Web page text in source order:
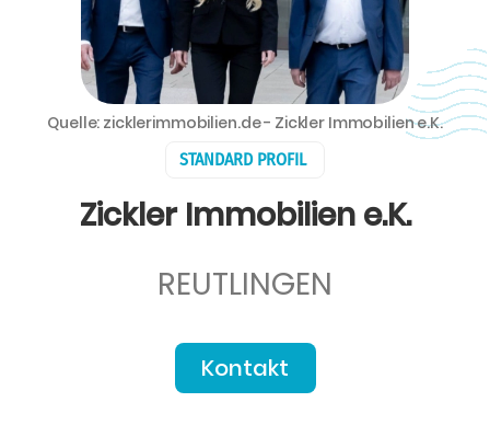
STANDARD PROFIL
Zickler Immobilien e.K.
REUTLINGEN
Kontakt
Quelle: zicklerimmobilien.de - Zickler Immobilien e.K.